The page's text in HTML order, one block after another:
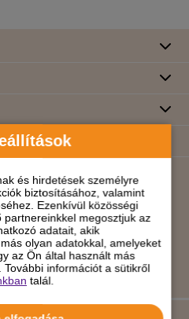
és hirdetések személyre
biztosításához, valamint
Ezenkívül közösségi
megosztjuk az
adatait, akik
olyan adatokkal, amelyeket
az Ön által használt más
információt a sütikről
talál.
BANKKÁRTYÁS FIZETÉS